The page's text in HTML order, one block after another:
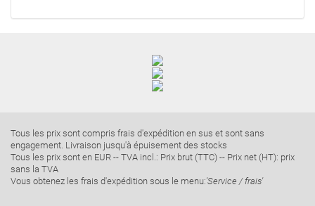
Tous les prix sont compris frais d'expédition en sus et sont sans
engagement. Livraison jusqu'à épuisement des stocks
Tous les prix sont en EUR -- TVA incl.: Prix brut (TTC) -- Prix net (HT): prix
sans la TVA
Vous obtenez les frais d'expédition sous le menu:'Service / frais'